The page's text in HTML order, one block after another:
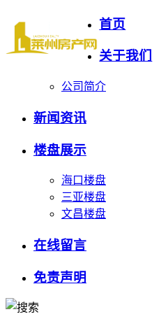
首页
关于我们
公司简介
新闻资讯
楼盘展示
海口楼盘
三亚楼盘
文昌楼盘
在线留言
免责声明